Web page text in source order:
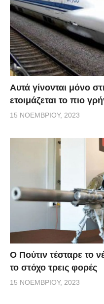
Αυτά γίνονται μόνο
ετοιμάζεται το πιο
15 ΝΟΕΜΒΡΊΟΥ, 2023
Ο Πούτιν τέσταρε το
το στόχο τρεις φορές
15 ΝΟΕΜΒΡΊΟΥ, 2023